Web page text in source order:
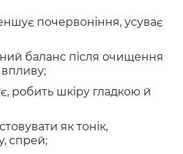
почервоніння, усуває
баланс після очищення
робить шкіру гладкою й
як тонік,
спрей;